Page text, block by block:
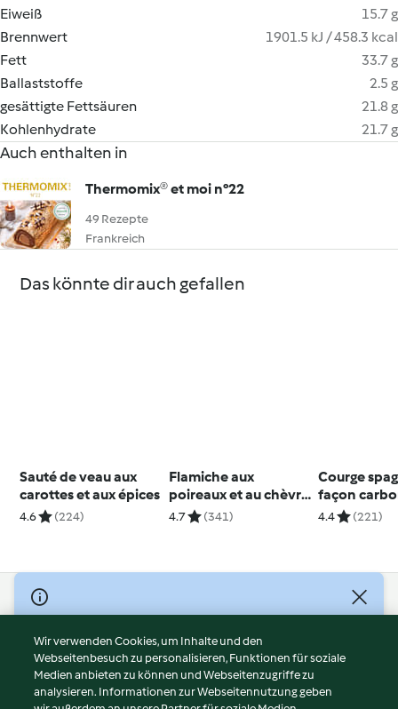
Eiweiß
15.7 g
Brennwert
1901.5 kJ / 458.3 kcal
Fett
33.7 g
Ballaststoffe
2.5 g
gesättigte Fettsäuren
21.8 g
Kohlenhydrate
21.7 g
Auch enthalten in
Thermomix® et moi n°22
49 Rezepte
Frankreich
Das könnte dir auch gefallen
Sauté de veau aux
carottes et aux épices
4.6 (224)
Flamiche aux
poireaux et au chèvre
frais
4.7 (341)
Courge
façon
4.4 (221)
© Copyright 2026
Nutzungsbedingungen
Datenschutzrichtlinien
Disclaimer
Wir verwenden Cookies, um Inhalte und den
Webseitenbesuch zu personalisieren, Funktionen für soziale
Medien anbieten zu können und Webseitenzugriffe zu
analysieren. Informationen zur Webseitennutzung geben